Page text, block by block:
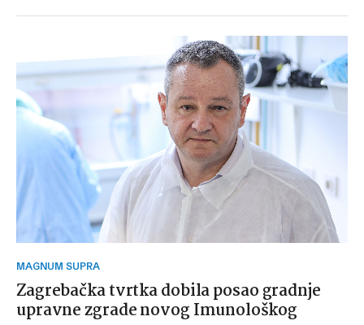
MAGNUM SUPRA
Zagrebačka tvrtka dobila posao gradnje
upravne zgrade novog Imunološkog